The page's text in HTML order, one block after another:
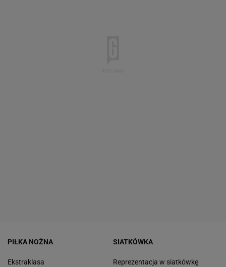
PIŁKA NOŻNA
Ekstraklasa
SIATKÓWKA
Reprezentacja w siatkówkę